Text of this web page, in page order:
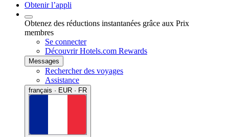
Obtenir l’appli
Obtenez des réductions instantanées grâce aux Prix
membres
Se connecter
Découvrir Hotels.com Rewards
Messages
Rechercher des voyages
Assistance
français · EUR · FR